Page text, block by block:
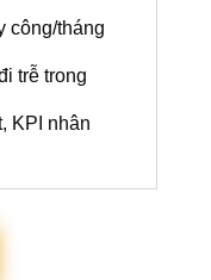
công/tháng
trễ trong
KPI nhân